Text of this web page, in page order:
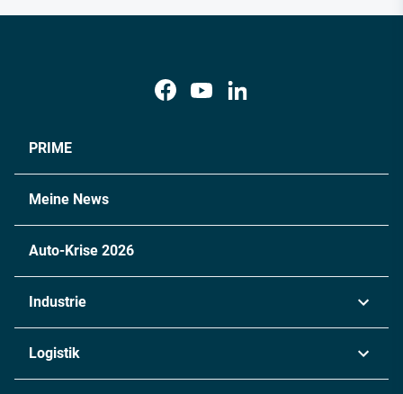
PRIME
Meine News
Auto-Krise 2026
Industrie
Logistik